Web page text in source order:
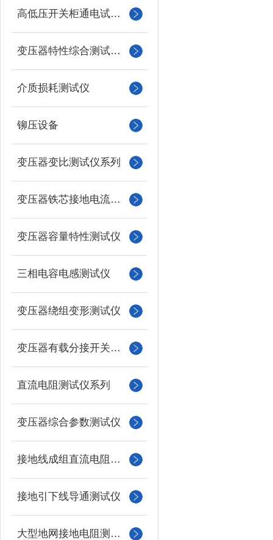
高低压开关柜通电试验台
变压器特性综合测试台系列
介质损耗测试仪
铆压设备
变压器变比测试仪系列
变压器铁芯接地电流测试仪
变压器容量特性测试仪
三相电容电感测试仪
变压器绕组变形测试仪
变压器有载分接开关测试仪
直流电阻测试仪系列
变压器综合参数测试仪
接地线成组直流电阻测试仪
接地引下线导通测试仪
大型地网接地电阻测试仪